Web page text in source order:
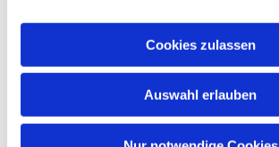
Cookies zulassen
Auswahl erlauben